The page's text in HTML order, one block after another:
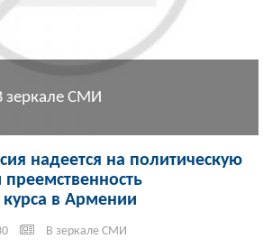
зеркале СМИ
надеется на политическую
преемственность
курса в Армении
В зеркале СМИ